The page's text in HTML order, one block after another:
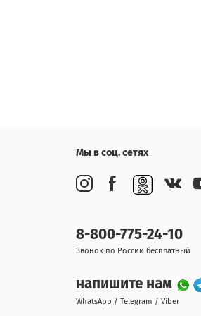
Мы в соц. сетях
8-800-775-24-10
Звонок по России бесплатный
напишите нам
WhatsApp / Telegram / Viber